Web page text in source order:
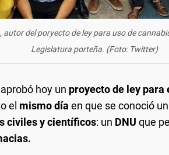
del poryecto de ley para uso de
Legislatura porteña. (Foto: Twitter)
hoy un proyecto de ley para
el mismo día en que se conoció
civiles y científicos: un DNU que